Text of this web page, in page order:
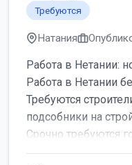
Требуются
Натания
Работа в Нетании:
Работа в Нетании
Требуются
подсобники на
Срочно требуются